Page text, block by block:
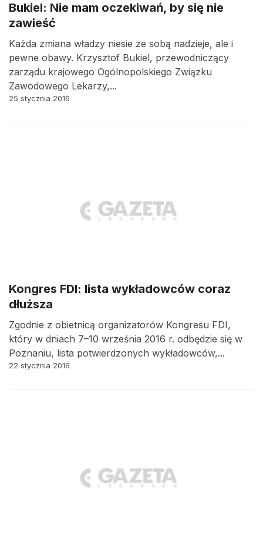
Bukiel: Nie mam oczekiwań, by się nie
zawieść
Każda zmiana władzy niesie ze sobą nadzieje, ale i
pewne obawy. Krzysztof Bukiel, przewodniczący
zarządu krajowego Ogólnopolskiego Związku
Zawodowego Lekarzy,...
25 stycznia 2016
Kongres FDI: lista wykładowców coraz
dłuższa
Zgodnie z obietnicą organizatorów Kongresu FDI,
który w dniach 7–10 września 2016 r. odbędzie się w
Poznaniu, lista potwierdzonych wykładowców,...
22 stycznia 2016